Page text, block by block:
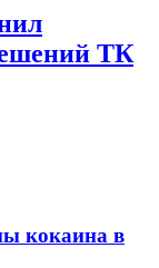
ТК
кокаина в